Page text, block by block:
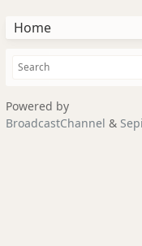
Home
Powered by
BroadcastChannel &